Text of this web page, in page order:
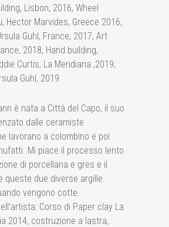
Lisbon, 2016, Wheel
Hector Marvides, Greece 2016,
Guhl, France, 2017, Art
2018, Hand building,
Curtis, La Meridiana ,2019,
Guhl, 2019.
è nata a Città del Capo, il suo
dalle ceramiste
lavorano a colombino e poi
Mi piace il processo lento
di porcellana e gres e il
queste due diverse argille
vengono cotte.
Corso di Paper clay La
2014, costruzione a lastra,